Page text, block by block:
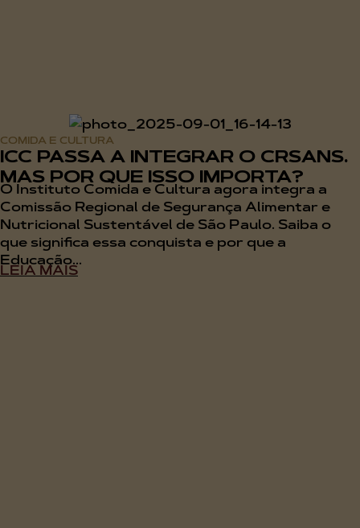
COMIDA E CULTURA
ICC PASSA A INTEGRAR O CRSANS.
MAS POR QUE ISSO IMPORTA?
O Instituto Comida e Cultura agora integra a
Comissão Regional de Segurança Alimentar e
Nutricional Sustentável de São Paulo. Saiba o
que significa essa conquista e por que a
Educação...
LEIA MAIS